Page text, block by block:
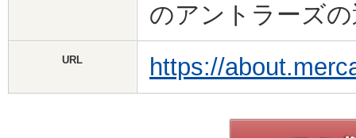
のアントラーズ
URL https://